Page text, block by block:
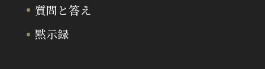
質問と答え
黙示録